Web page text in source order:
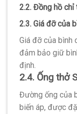
2.2. Đồng hồ chỉ
2.3. Giá đỡ của
Giá đỡ của bình
đảm bảo giữ
định.
2.4. Ống thở
Đường ống của
biến áp, được